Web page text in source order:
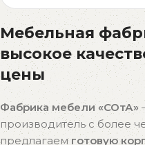
Мебельная
высокое
цены
Фабрика мебели «СОтА»
производитель с более
предлагаем готовую